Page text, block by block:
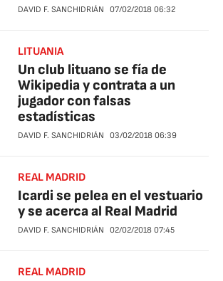
DAVID F. SANCHIDRIÁN 07/02/2018 06:32
LITUANIA
Un club lituano se fía de
Wikipedia y contrata a un
jugador con falsas
estadísticas
DAVID F. SANCHIDRIÁN 03/02/2018 06:39
REAL MADRID
Icardi se pelea en el vestuario
y se acerca al Real Madrid
DAVID F. SANCHIDRIÁN 02/02/2018 07:45
REAL MADRID